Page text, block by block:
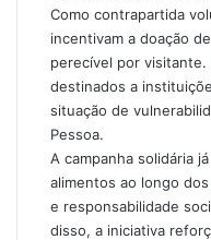
Como contrapartida
incentivam a doação
perecível por visitante.
destinados a
situação de
Pessoa.
A campanha solidária
alimentos ao longo
e responsabilidade
disso, a iniciativa